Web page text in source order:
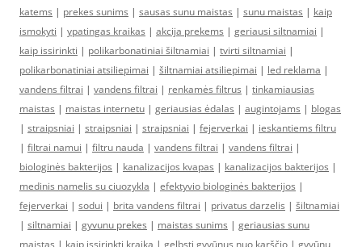
katems | prekes sunims | sausas sunu maistas | sunu maistas | kaip
ismokyti | ypatingas kraikas | akcija prekems | geriausi siltnamiai |
kaip issirinkti | polikarbonatiniai šiltnamiai | tvirti siltnamiai |
polikarbonatiniai atsiliepimai | šiltnamiai atsiliepimai | led reklama |
vandens filtrai | vandens filtrai | renkamės filtrus | tinkamiausias
maistas | maistas internetu | geriausias ėdalas | augintojams | blogas
| straipsniai | straipsniai | straipsniai | fejerverkai | ieskantiems filtru
| filtrai namui | filtru nauda | vandens filtrai | vandens filtrai |
biologinės bakterijos | kanalizacijos kvapas | kanalizacijos bakterijos |
medinis namelis su ciuozykla | efektyvio biologinės bakterijos |
fejerverkai | sodui | brita vandens filtrai | privatus darzelis | šiltnamiai
| siltnamiai | gyvunu prekes | maistas sunims | geriausias sunu
maistas | kaip issirinkti kraika | gelbsti gyvūnus nuo karščio | gyvūnų